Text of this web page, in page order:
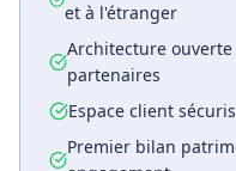
et à l'étranger
Architecture
partenaires
Espace client
Premier bilan